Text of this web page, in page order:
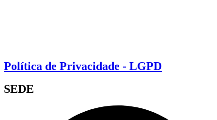
Política de Privacidade - LGPD
SEDE